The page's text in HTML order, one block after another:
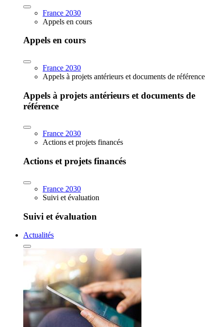
France 2030
Appels en cours
Appels en cours
France 2030
Appels à projets antérieurs et documents de référence
Appels à projets antérieurs et documents de
référence
France 2030
Actions et projets financés
Actions et projets financés
France 2030
Suivi et évaluation
Suivi et évaluation
Actualités